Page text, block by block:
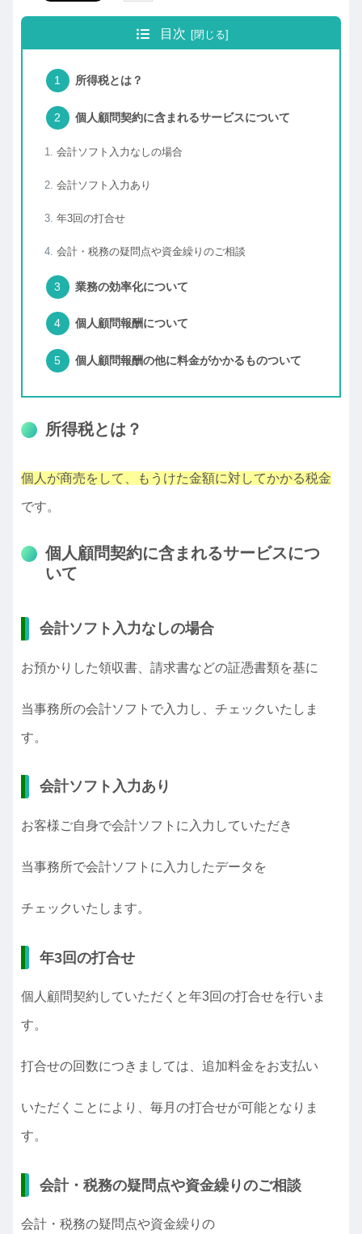
目次
所得税とは？
個人顧問契約に含まれるサービスについて
会計ソフト入力なしの場合
会計ソフト入力あり
年3回の打合せ
会計・税務の疑問点や資金繰りのご相談
業務の効率化について
個人顧問報酬について
個人顧問報酬の他に料金がかかるものついて
所得税とは？
個人が商売をして、もうけた金額に対してかかる税金
です。
個人顧問契約に含まれるサービスにつ
いて
会計ソフト入力なしの場合
お預かりした領収書、請求書などの証憑書類を基に
当事務所の会計ソフトで入力し、チェックいたしま
す。
会計ソフト入力あり
お客様ご自身で会計ソフトに入力していただき
当事務所で会計ソフトに入力したデータを
チェックいたします。
年3回の打合せ
個人顧問契約していただくと年3回の打合せを行いま
す。
打合せの回数につきましては、追加料金をお支払い
いただくことにより、毎月の打合せが可能となりま
す。
会計・税務の疑問点や資金繰りのご相談
会計・税務の疑問点や資金繰りの